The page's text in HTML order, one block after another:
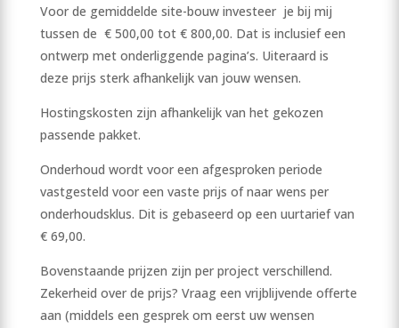
Voor de gemiddelde site-bouw investeer je bij mij
tussen de € 500,00 tot € 800,00. Dat is inclusief een
ontwerp met onderliggende pagina’s. Uiteraard is
deze prijs sterk afhankelijk van jouw wensen.
Hostingskosten zijn afhankelijk van het gekozen
passende pakket.
Onderhoud wordt voor een afgesproken periode
vastgesteld voor een vaste prijs of naar wens per
onderhoudsklus. Dit is gebaseerd op een uurtarief van
€ 69,00.
Bovenstaande prijzen zijn per project verschillend.
Zekerheid over de prijs? Vraag een vrijblijvende offerte
aan (middels een gesprek om eerst uw wensen